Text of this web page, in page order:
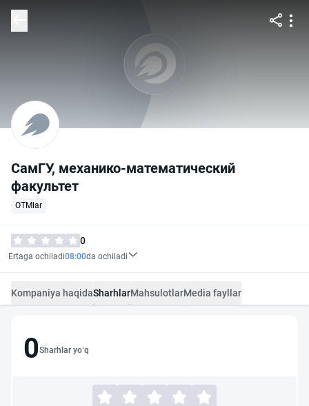
СамГУ, механико-математический
факультет
OTMlar
0
Ertaga ochiladi08:00da ochiladi
Kompaniya haqidaSharhlarMahsulotlarMedia fayllar
0Sharhlar yo‘q